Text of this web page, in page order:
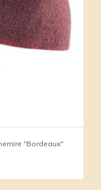
"Bordeaux"